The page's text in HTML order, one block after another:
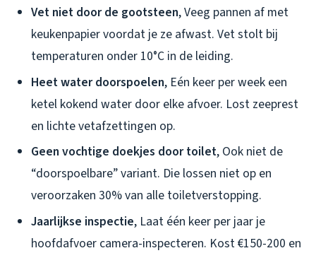
Vet niet door de gootsteen, Veeg pannen af met
keukenpapier voordat je ze afwast. Vet stolt bij
temperaturen onder 10°C in de leiding.
Heet water doorspoelen, Eén keer per week een
ketel kokend water door elke afvoer. Lost zeeprest
en lichte vetafzettingen op.
Geen vochtige doekjes door toilet, Ook niet de
“doorspoelbare” variant. Die lossen niet op en
veroorzaken 30% van alle toiletverstopping.
Jaarlijkse inspectie, Laat één keer per jaar je
hoofdafvoer camera-inspecteren. Kost €150-200 en